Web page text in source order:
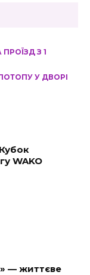
З 1
У ДВОРІ
WAKO
— життєве